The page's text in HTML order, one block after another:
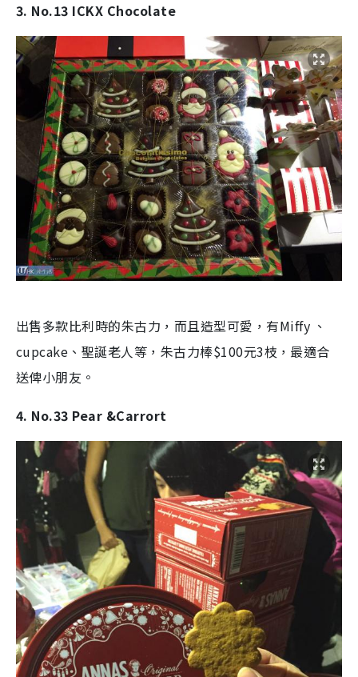
3. No.13 ICKX Chocolate
出售多款比利時的朱古力，而且造型可愛，有Miffy 、
cupcake、聖誕老人等，朱古力棒$100元3枝，最適合
送俾小朋友。
4. No.33 Pear &Carrort